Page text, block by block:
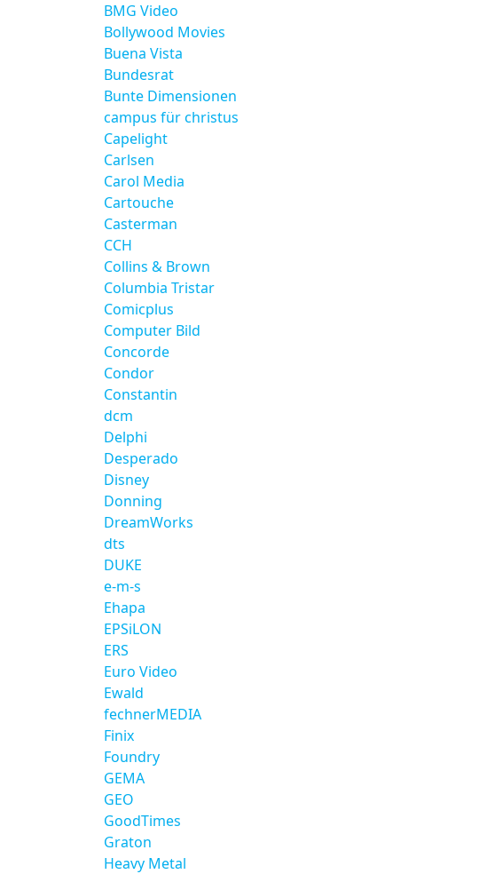
BMG Video
Bollywood Movies
Buena Vista
Bundesrat
Bunte Dimensionen
campus für christus
Capelight
Carlsen
Carol Media
Cartouche
Casterman
CCH
Collins & Brown
Columbia Tristar
Comicplus
Computer Bild
Concorde
Condor
Constantin
dcm
Delphi
Desperado
Disney
Donning
DreamWorks
dts
DUKE
e-m-s
Ehapa
EPSiLON
ERS
Euro Video
Ewald
fechnerMEDIA
Finix
Foundry
GEMA
GEO
GoodTimes
Graton
Heavy Metal